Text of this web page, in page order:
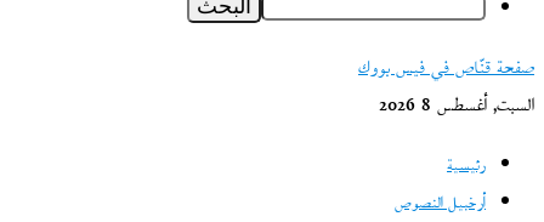
صفحة قنّاص في فيس بووك
السبت, أغسطس 8 2026
رئيسية
أرخبيل النصوص